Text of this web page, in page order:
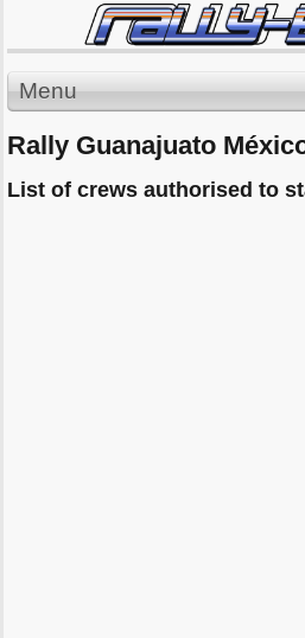
Menu
Rally Guanajuato
List of crews authorised to